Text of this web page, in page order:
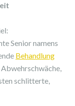
Senior namens
Behandlung
schlitterte,